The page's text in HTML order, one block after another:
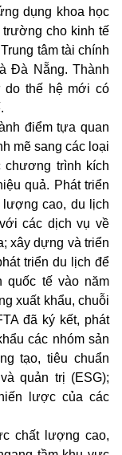
dụng khoa học
cho kinh tế
tâm tài chính
Đà Nẵng. Thành
do thế hệ mới có
điểm tựa quan
mẽ sang các loại
chương trình kích
quả. Phát triển
lượng cao, du lịch
các dịch vụ về
xây dựng và triển
triển du lịch để
quốc tế vào năm
xuất khẩu, chuỗi
đã ký kết, phát
các nhóm sản
tạo, tiêu chuẩn
quản trị (ESG);
lược của các
chất lượng cao,